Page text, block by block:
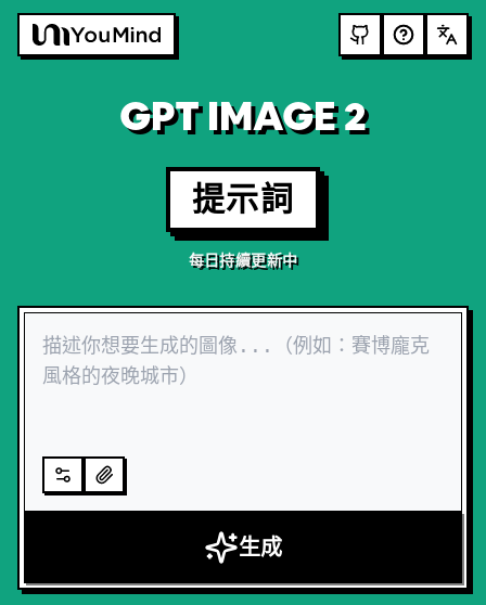
GPT IMAGE 2
提示詞
每日持續更新中
生成